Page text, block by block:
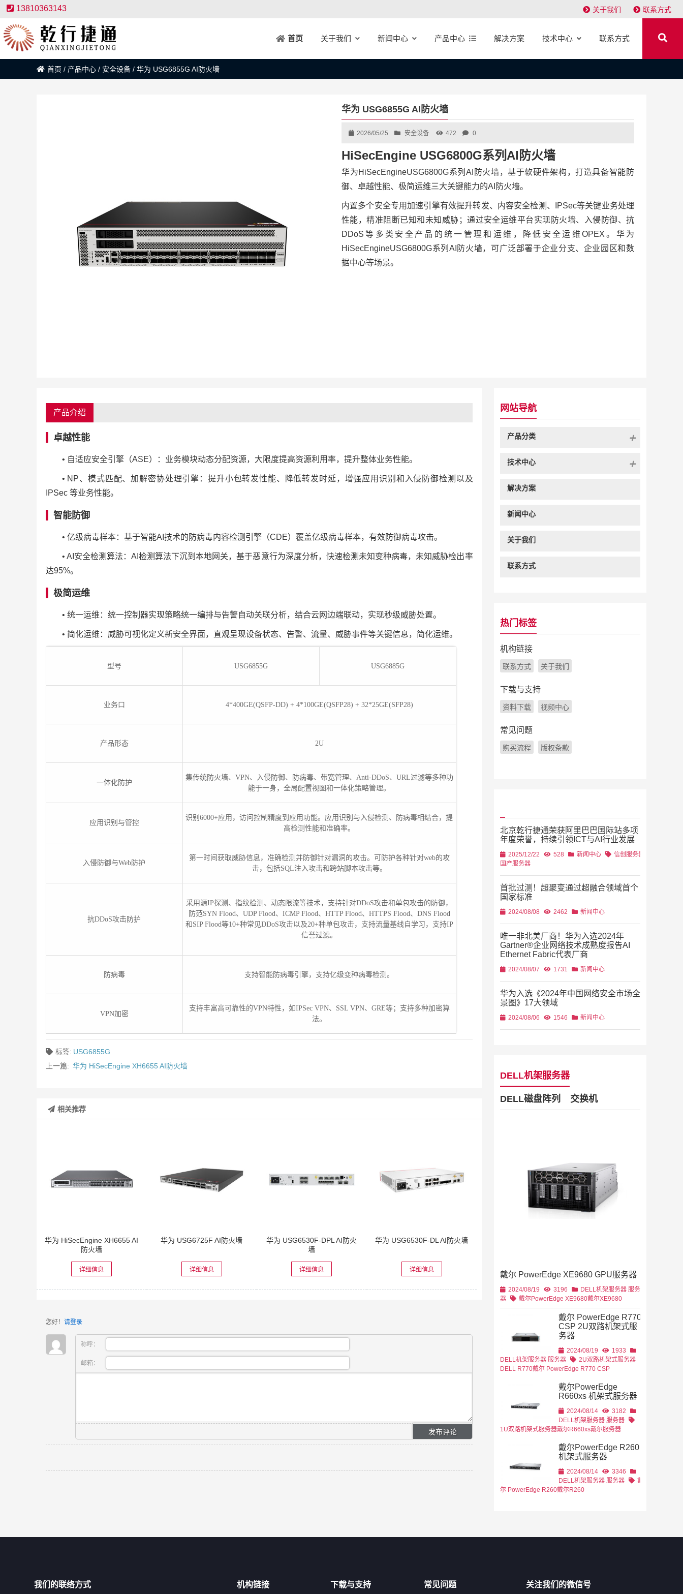
13810363143 关于我们 联系方式
首页 关于我们 新闻中心 产品中心 解决方案 技术中心 联系方式
首页 / 产品中心 / 安全设备 / 华为 USG6855G AI防火墙
华为 USG6855G AI防火墙
2026/05/25 安全设备 472 0
HiSecEngine USG6800G系列AI防火墙
华为HiSecEngineUSG6800G系列AI防火墙，基于软硬件架构，打造具备智能防
御、卓越性能、极简运维三大关键能力的AI防火墙。
内置多个安全专用加速引擎有效提升转发、内容安全检测、IPSec等关键业务处理
性能，精准阻断已知和未知威胁；通过安全运维平台实现防火墙、入侵防御、抗
DDoS等多类安全产品的统一管理和运维，降低安全运维OPEX。华为
HiSecEngineUSG6800G系列AI防火墙，可广泛部署于企业分支、企业园区和数
据中心等场景。
产品介绍
卓越性能
• 自适应安全引擎（ASE）：业务模块动态分配资源，大限度提高资源利用率，提升整体业务性能。
• NP、模式匹配、加解密协处理引擎：提升小包转发性能、降低转发时延，增强应用识别和入侵防御检测以及
IPSec 等业务性能。
智能防御
• 亿级病毒样本：基于智能AI技术的防病毒内容检测引擎（CDE）覆盖亿级病毒样本，有效防御病毒攻击。
• AI安全检测算法：AI检测算法下沉到本地网关，基于恶意行为深度分析，快速检测未知变种病毒，未知威胁检出率
达95%。
极简运维
• 统一运维：统一控制器实现策略统一编排与告警自动关联分析，结合云网边端联动，实现秒级威胁处置。
• 简化运维：威胁可视化定义新安全界面，直观呈现设备状态、告警、流量、威胁事件等关键信息，简化运维。
型号 USG6855G USG6885G
业务口 4*400GE(QSFP-DD) + 4*100GE(QSFP28) + 32*25GE(SFP28)
产品形态 2U
一体化防护
集传统防火墙、VPN、入侵防御、防病毒、带宽管理、Anti-DDoS、URL过滤等多种功
能于一身，全局配置视图和一体化策略管理。
应用识别与管控
识别6000+应用，访问控制精度到应用功能。应用识别与入侵检测、防病毒相结合，提
高检测性能和准确率。
入侵防御与Web防护
第一时间获取威胁信息，准确检测并防御针对漏洞的攻击。可防护各种针对web的攻
击，包括SQL注入攻击和跨站脚本攻击等。
抗DDoS攻击防护
采用源IP探测、指纹检测、动态限流等技术，支持针对DDoS攻击和单包攻击的防御，
防范SYN Flood、UDP Flood、ICMP Flood、HTTP Flood、HTTPS Flood、DNS Flood
和SIP Flood等10+种常见DDoS攻击以及20+种单包攻击，支持流量基线自学习，支持IP
信誉过滤。
防病毒 支持智能防病毒引擎，支持亿级变种病毒检测。
VPN加密
支持丰富高可靠性的VPN特性，如IPSec VPN、SSL VPN、GRE等；支持多种加密算
法。
标签: USG6855G
上一篇: 华为 HiSecEngine XH6655 AI防火墙
相关推荐
华为 HiSecEngine XH6655 AI
防火墙
详细信息
华为 USG6725F AI防火墙
详细信息
华为 USG6530F-DPL AI防火
墙
详细信息
华为 USG6530F-DL AI防火墙
详细信息
您好！ 请登录
称呼：
邮箱：
网站导航
产品分类
技术中心
解决方案
新闻中心
关于我们
联系方式
热门标签
机构链接
联系方式 关于我们
下载与支持
资料下载 视频中心
常见问题
购买流程 版权条款
北京乾行捷通荣获阿里巴巴国际站多项
年度荣誉，持续引领ICT与AI行业发展
2025/12/22 528 新闻中心
信创服务器
国产服务器
首批过测！超聚变通过超融合领域首个
国家标准
2024/08/08 2462 新闻中心
唯一非北美厂商！华为入选2024年
Gartner®企业网络技术成熟度报告AI
Ethernet Fabric代表厂商
2024/08/07 1731 新闻中心
华为入选《2024年中国网络安全市场全
景图》17大领域
2024/08/06 1546 新闻中心
DELL机架服务器
DELL磁盘阵列 交换机
戴尔 PowerEdge XE9680 GPU服务器
2024/08/19 3196 DELL机架服务器 服务
器
戴尔PowerEdge XE9680戴尔XE9680
戴尔 PowerEdge R770
CSP 2U双路机架式服
务器
2024/08/19
1933
DELL机架服务器 服务器
2U双路机架式服务器
DELL R770戴尔 PowerEdge R770 CSP
戴尔PowerEdge
R660xs 机架式服务器
2024/08/14
3182
DELL机架服务器 服务器
1U双路机架式服务器戴尔R660xs戴尔服务器
戴尔PowerEdge R260
机架式服务器
2024/08/14
3346
DELL机架服务器 服务器
戴
尔 PowerEdge R260戴尔R260
我们的联络方式 机构链接 下载与支持 常见问题 关注我们的微信号